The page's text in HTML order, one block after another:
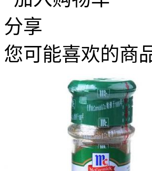
分享
您可能喜欢的商